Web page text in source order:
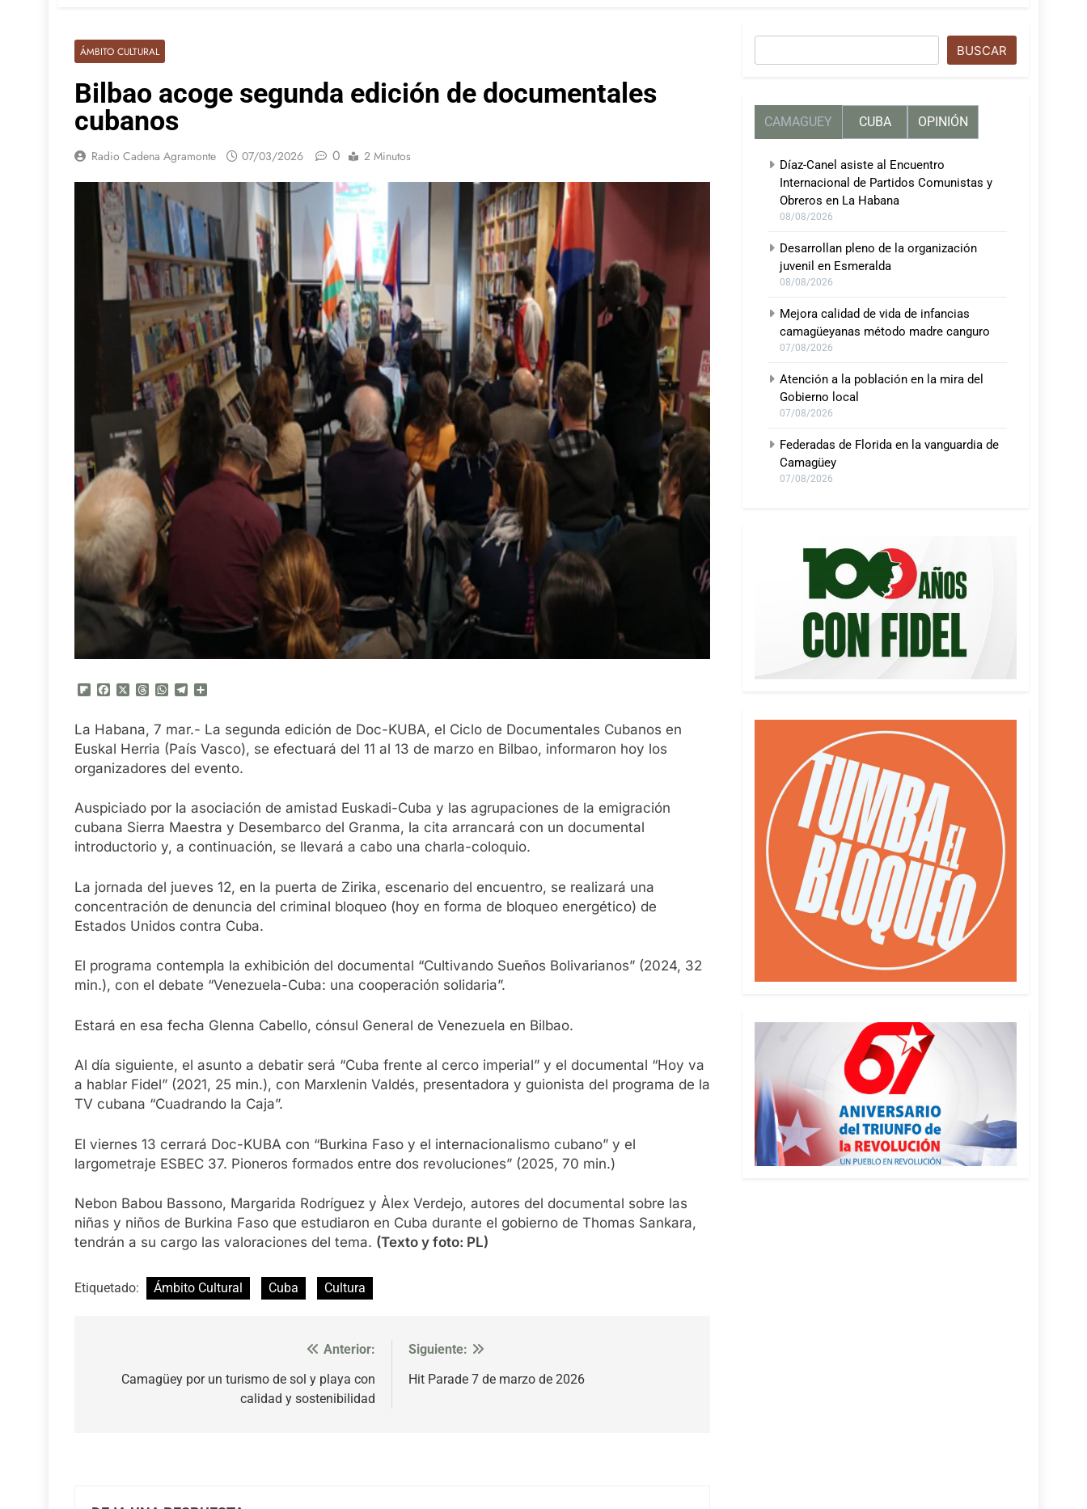
ÁMBITO CULTURAL
Bilbao acoge segunda edición de documentales
cubanos
Radio Cadena Agramonte 07/03/2026 0 2 Minutos
Flipboard
Facebook
X Threads
WhatsApp
Telegram
La Habana, 7 mar.- La segunda edición de Doc-KUBA, el Ciclo de Documentales Cubanos en
Euskal Herria (País Vasco), se efectuará del 11 al 13 de marzo en Bilbao, informaron hoy los
organizadores del evento.
Auspiciado por la asociación de amistad Euskadi-Cuba y las agrupaciones de la emigración
cubana Sierra Maestra y Desembarco del Granma, la cita arrancará con un documental
introductorio y, a continuación, se llevará a cabo una charla-coloquio.
La jornada del jueves 12, en la puerta de Zirika, escenario del encuentro, se realizará una
concentración de denuncia del criminal bloqueo (hoy en forma de bloqueo energético) de
Estados Unidos contra Cuba.
El programa contempla la exhibición del documental “Cultivando Sueños Bolivarianos” (2024, 32
min.), con el debate “Venezuela-Cuba: una cooperación solidaria”.
Estará en esa fecha Glenna Cabello, cónsul General de Venezuela en Bilbao.
Al día siguiente, el asunto a debatir será “Cuba frente al cerco imperial” y el documental “Hoy va
a hablar Fidel” (2021, 25 min.), con Marxlenin Valdés, presentadora y guionista del programa de la
TV cubana “Cuadrando la Caja”.
El viernes 13 cerrará Doc-KUBA con “Burkina Faso y el internacionalismo cubano” y el
largometraje ESBEC 37. Pioneros formados entre dos revoluciones” (2025, 70 min.)
Nebon Babou Bassono, Margarida Rodríguez y Àlex Verdejo, autores del documental sobre las
niñas y niños de Burkina Faso que estudiaron en Cuba durante el gobierno de Thomas Sankara,
tendrán a su cargo las valoraciones del tema. (Texto y foto: PL)
Etiquetado: Ámbito Cultural Cuba Cultura
Anterior:
Camagüey por un turismo de sol y playa con
calidad y sostenibilidad
Siguiente:
Hit Parade 7 de marzo de 2026
BUSCAR
CAMAGUEY CUBA OPINIÓN
Díaz-Canel asiste al Encuentro
Internacional de Partidos Comunistas y
Obreros en La Habana
08/08/2026
Desarrollan pleno de la organización
juvenil en Esmeralda
08/08/2026
Mejora calidad de vida de infancias
camagüeyanas método madre canguro
07/08/2026
Atención a la población en la mira del
Gobierno local
07/08/2026
Federadas de Florida en la vanguardia de
Camagüey
07/08/2026